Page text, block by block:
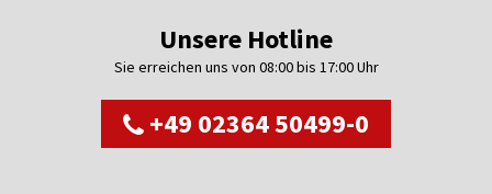
Unsere Hotline
Sie erreichen uns von 08:00 bis 17:00 Uhr
+49 02364 50499-0